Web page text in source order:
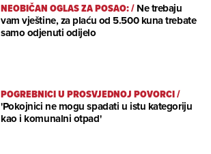
NEOBIČAN OGLAS ZA POSAO:/Ne trebaju
vam vještine, za plaću od 5.500 kuna trebate
samo odjenuti odijelo
POGREBNICI U PROSVJEDNOJ POVORCI/
'Pokojnici ne mogu spadati u istu kategoriju
kao i komunalni otpad'